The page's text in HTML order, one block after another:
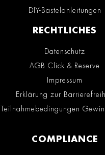
DIY-Bastelanleitungen
RECHTLICHES
Datenschutz
AGB Click & Reserve
Impressum
Erklärung zur
Teilnahmebedingungen
COMPLIANCE